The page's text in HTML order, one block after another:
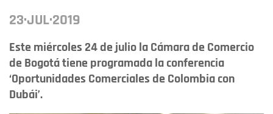
23·JUL·2019
Este miércoles 24 de julio la Cámara de Comercio
de Bogotá tiene programada la conferencia
‘Oportunidades Comerciales de Colombia con
Dubái’.